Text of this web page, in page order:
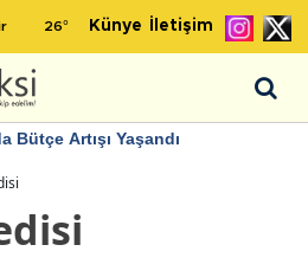
26° Künye İletişim
Bütçe Artışı Yaşandı